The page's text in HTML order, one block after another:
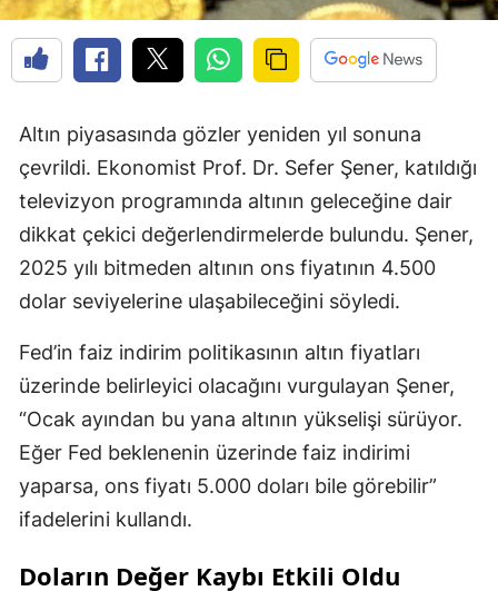
Altın piyasasında gözler yeniden yıl sonuna
çevrildi. Ekonomist Prof. Dr. Sefer Şener, katıldığı
televizyon programında altının geleceğine dair
dikkat çekici değerlendirmelerde bulundu. Şener,
2025 yılı bitmeden altının ons fiyatının 4.500
dolar seviyelerine ulaşabileceğini söyledi.
Fed’in faiz indirim politikasının altın fiyatları
üzerinde belirleyici olacağını vurgulayan Şener,
“Ocak ayından bu yana altının yükselişi sürüyor.
Eğer Fed beklenenin üzerinde faiz indirimi
yaparsa, ons fiyatı 5.000 doları bile görebilir”
ifadelerini kullandı.
Doların Değer Kaybı Etkili Oldu